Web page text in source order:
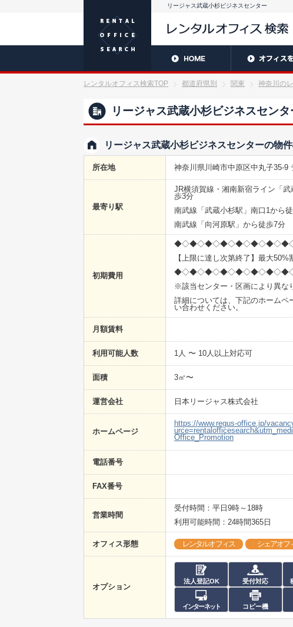
リージャス武蔵小杉ビジネスセンター
レンタルオフィス検索TOP 都道府県別 関東 神奈川の
リージャス武蔵小杉ビジネスセンタ
リージャス武蔵小杉ビジネスセンターの物
所在地 神奈川県川崎市中原区中丸子35-9
最寄り駅
JR横須賀線・湘南新宿ライン「
歩3分
南武線「武蔵小杉駅」南口1から
南武線「向河原駅」から徒歩7分
初期費用
【上限に達し次第終了】最大50%
※該当センター・区画により異な
詳細については、下記のホームペ
い合わせください。
月額賃料
利用可能人数 1人 〜 10人以上対応可
面積 3㎡〜
運営会社 日本リージャス株式会社
ホームページ
https://www.regus-office.jp/
Office_Promotion
電話番号
FAX番号
営業時間
受付時間：平日9時～18時
利用可能時間：24時間365日
オフィス形態 レンタルオフィス シェアオフ
オプション
法人登記OK 受付対応
インターネット コピー機